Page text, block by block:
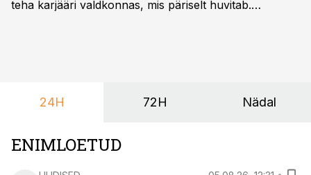
teha karjääri valdkonnas, mis päriselt huvitab.
24H 72H Nädal
ENIMLOETUD